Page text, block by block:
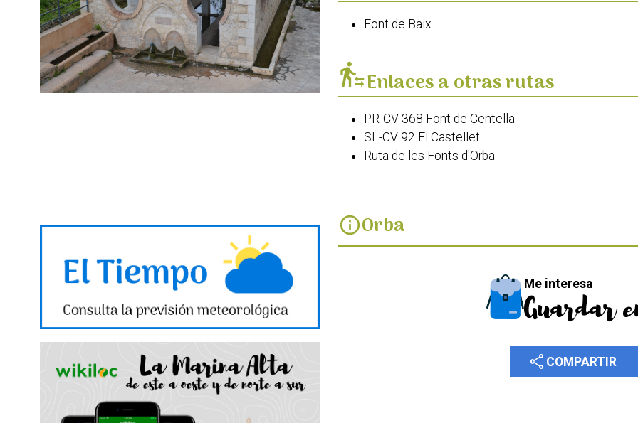
Font de Baix
transfer_within_a_stationEnlaces a otras rutas
PR-CV 368 Font de Centella
SL-CV 92 El Castellet
Ruta de les Fonts d'Orba
infoOrba
Me interesa
Guardar
share COMPARTIR